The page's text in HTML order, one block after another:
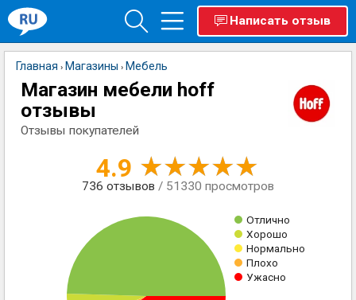
Написать отзыв
Главная › Магазины › Мебель
Магазин мебели hoff
отзывы
Отзывы покупателей
4.9
736 отзывов / 51330 просмотров
Отлично
Хорошо
Нормально
Плохо
Ужасно